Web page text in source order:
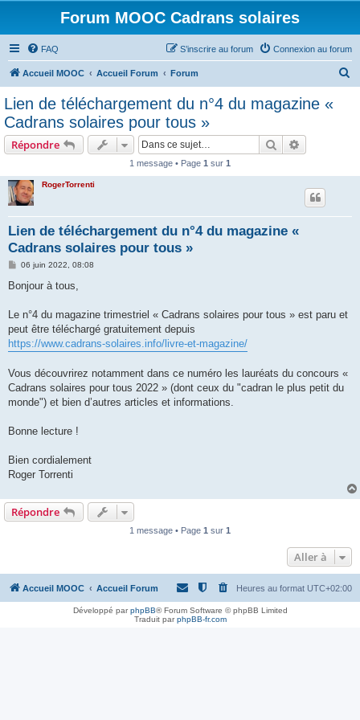
Forum MOOC Cadrans solaires
FAQ Connexion au forum
S’inscrire au forum
Accueil MOOC Accueil Forum Forum
Lien de téléchargement du n°4 du magazine «
Cadrans solaires pour tous »
Répondre Rechercher
1 message • Page 1 sur 1
RogerTorrenti
Lien de téléchargement du n°4 du magazine «
Cadrans solaires pour tous »
M
s
g
06 juin 2022, 08:08
Bonjour à tous,
Le n°4 du magazine trimestriel « Cadrans solaires pour tous » est paru et
peut être téléchargé gratuitement depuis
https://www.cadrans-solaires.info/livre-et-magazine/
Vous découvrirez notamment dans ce numéro les lauréats du concours «
Cadrans solaires pour tous 2022 » (dont ceux du "cadran le plus petit du
monde") et bien d’autres articles et informations.
Bonne lecture !
Bien cordialement
Roger Torrenti
Répondre
1 message • Page 1 sur 1
Aller à
Accueil MOOC Accueil Forum Heures au format UTC+02:00
Développé parphpBB® Forum Software © phpBB Limited
Traduit parphpBB-fr.com